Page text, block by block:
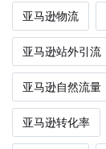
亚马逊物流
亚马逊站外引流
亚马逊自然流量
亚马逊转化率